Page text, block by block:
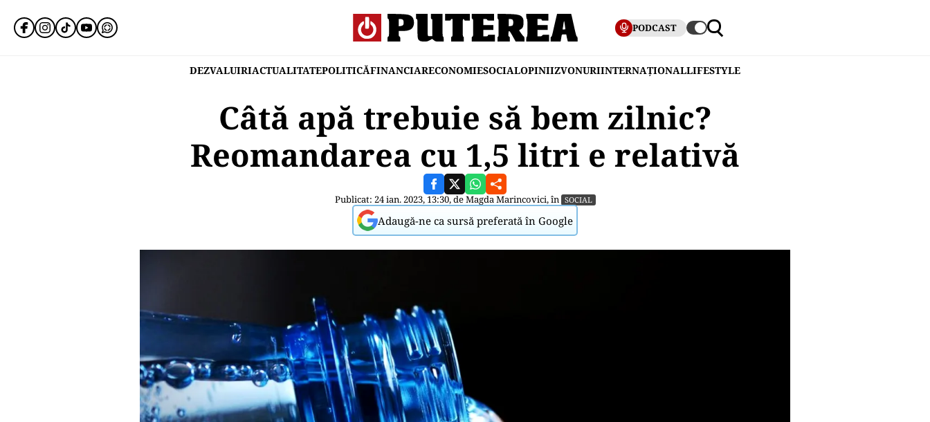
PODCAST
DEZVALUIRIACTUALITATEPOLITICĂFINANCIARECONOMIESOCIALOPINIIZVONURIINTERNAȚIONALLIFESTYLE
Câtă apă trebuie să bem zilnic?
Reomandarea cu 1,5 litri e relativă
Publicat: 24 ian. 2023, 13:30, deMagda Marincovici, în SOCIAL
Adaugă-ne ca sursă preferată în Google